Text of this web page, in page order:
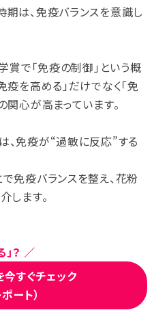
は、免疫バランスを意識し
で「免疫の制御」という概
疫を高める」だけでなく「免
関心が高まっています。
、免疫が“過敏に反応”する
免疫バランスを整え、花粉
します。
？ ／
すぐチェック
ート）